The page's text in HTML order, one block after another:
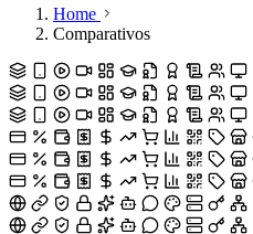
Home
Comparativos